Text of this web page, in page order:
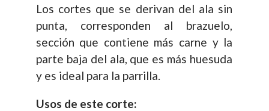
Los cortes que se derivan del ala sin
punta, corresponden al brazuelo,
sección que contiene más carne y la
parte baja del ala, que es más huesuda
y es ideal para la parrilla.
Usos de este corte: